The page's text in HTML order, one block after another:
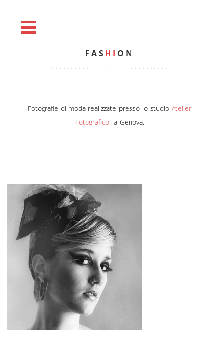
FAS HI ON
Fotografie di moda realizzate presso lo studio Atelier
Fotografico a Genova.